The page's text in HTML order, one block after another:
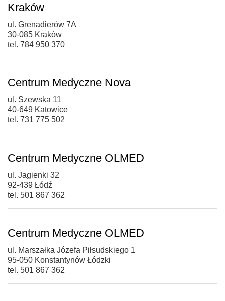
Kraków
ul. Grenadierów 7A
30-085 Kraków
tel. 784 950 370
Centrum Medyczne Nova
ul. Szewska 11
40-649 Katowice
tel. 731 775 502
Centrum Medyczne OLMED
ul. Jagienki 32
92-439 Łódź
tel. 501 867 362
Centrum Medyczne OLMED
ul. Marszałka Józefa Piłsudskiego 1
95-050 Konstantynów Łódzki
tel. 501 867 362